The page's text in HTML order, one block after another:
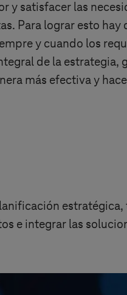
y satisfacer las
Para lograr esto hay
y cuando los
de la estrategia,
más efectiva y
e integrar las